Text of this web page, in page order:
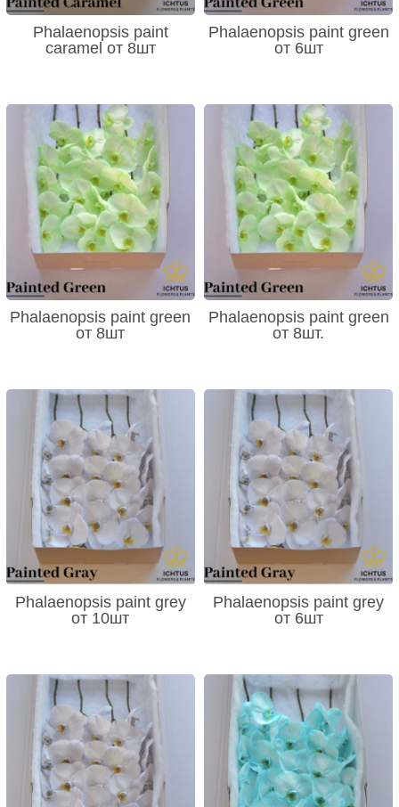
Phalaenopsis paint
caramel от 8шт
Phalaenopsis paint green
от 6шт
Phalaenopsis paint green
от 8шт
Phalaenopsis paint green
от 8шт.
Phalaenopsis paint grey
от 10шт
Phalaenopsis paint grey
от 6шт